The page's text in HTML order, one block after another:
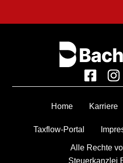
Alle Rechte
Steuerkanzlei
Home Karriere
Taxflow-Portal